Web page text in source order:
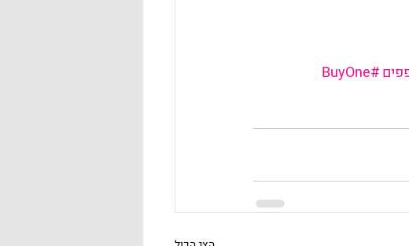
#BuyOne